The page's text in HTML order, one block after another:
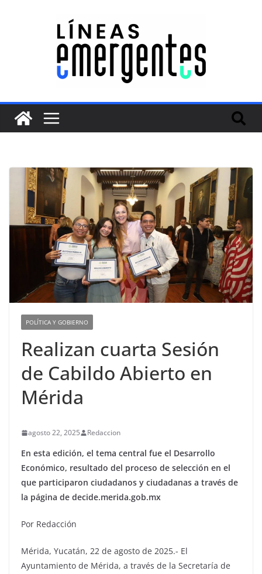
POLÍTICA Y GOBIERNO
Realizan cuarta Sesión
de Cabildo Abierto en
Mérida
agosto 22, 2025 Redaccion
En esta edición, el tema central fue el Desarrollo
Económico, resultado del proceso de selección en el
que participaron ciudadanos y ciudadanas a través de
la página de decide.merida.gob.mx
Por Redacción
Mérida, Yucatán, 22 de agosto de 2025.- El
Ayuntamiento de Mérida, a través de la Secretaría de